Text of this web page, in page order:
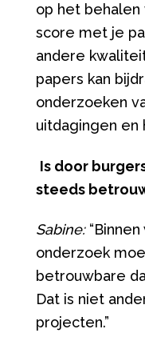
op het
score met je
andere
papers kan
onderzoeken
uitdagingen en
Is door
steeds
Sabine:
onderzoek
betrouwbare
Dat is niet
projecten.”